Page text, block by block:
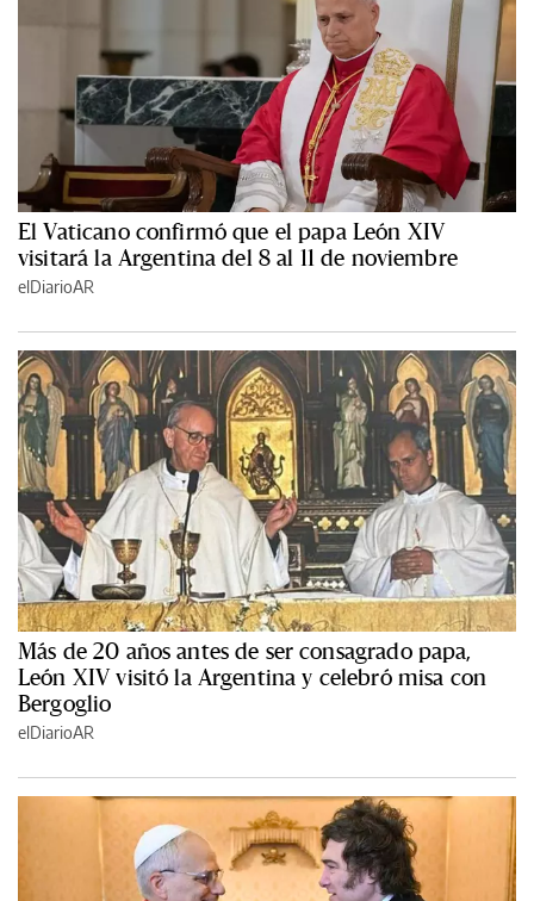
El Vaticano confirmó que el papa León XIV
visitará la Argentina del 8 al 11 de noviembre
elDiarioAR
Más de 20 años antes de ser consagrado papa,
León XIV visitó la Argentina y celebró misa con
Bergoglio
elDiarioAR